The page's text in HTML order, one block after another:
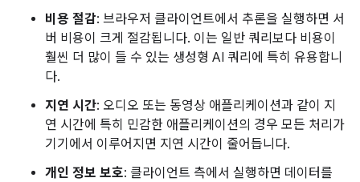
비용 절감: 브라우저 클라이언트에서 추론을 실행하면 서
버 비용이 크게 절감됩니다. 이는 일반 쿼리보다 비용이
훨씬 더 많이 들 수 있는 생성형 AI 쿼리에 특히 유용합니
다.
지연 시간: 오디오 또는 동영상 애플리케이션과 같이 지
연 시간에 특히 민감한 애플리케이션의 경우 모든 처리가
기기에서 이루어지면 지연 시간이 줄어듭니다.
개인 정보 보호: 클라이언트 측에서 실행하면 데이터를